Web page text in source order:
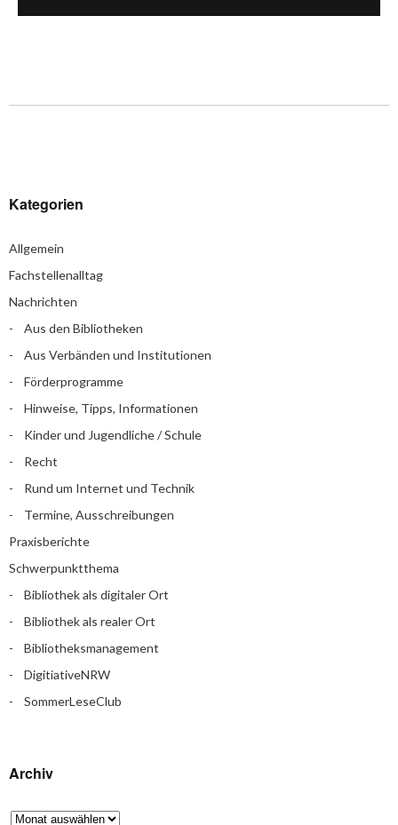
Kategorien
Allgemein
Fachstellenalltag
Nachrichten
Aus den Bibliotheken
Aus Verbänden und Institutionen
Förderprogramme
Hinweise, Tipps, Informationen
Kinder und Jugendliche / Schule
Recht
Rund um Internet und Technik
Termine, Ausschreibungen
Praxisberichte
Schwerpunktthema
Bibliothek als digitaler Ort
Bibliothek als realer Ort
Bibliotheksmanagement
DigitiativeNRW
SommerLeseClub
Archiv